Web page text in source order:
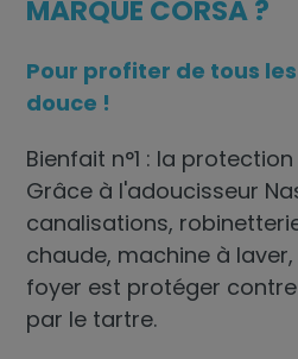
MARQUE CORSA ?
Pour profiter de tous
douce !
Bienfait n°1 : la protection
Grâce à l'adoucisseur
canalisations,
chaude, machine à
foyer est protéger
par le tartre.